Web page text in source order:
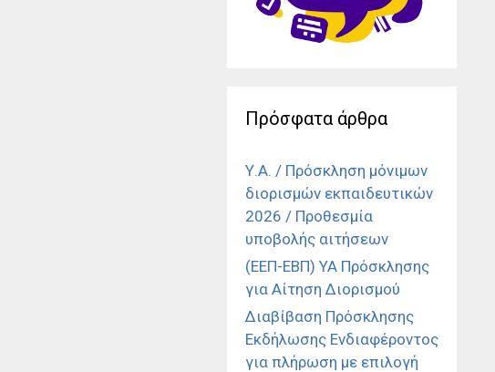
Πρόσφατα άρθρα
Υ.Α. / Πρόσκληση μόνιμων
διορισμών εκπαιδευτικών
2026 / Προθεσμία
υποβολής αιτήσεων
(ΕΕΠ-ΕΒΠ) ΥΑ Πρόσκλησης
για Αίτηση Διορισμού
Διαβίβαση Πρόσκλησης
Εκδήλωσης Ενδιαφέροντος
για πλήρωση με επιλογή